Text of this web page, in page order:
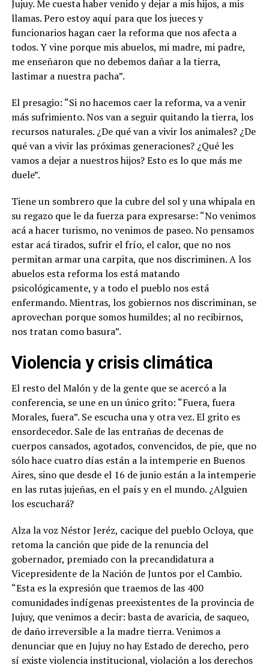
Jujuy. Me cuesta haber venido y dejar a mis hijos, a mis
llamas. Pero estoy aquí para que los jueces y
funcionarios hagan caer la reforma que nos afecta a
todos. Y vine porque mis abuelos, mi madre, mi padre,
me enseñaron que no debemos dañar a la tierra,
lastimar a nuestra pacha”.
El presagio: “Si no hacemos caer la reforma, va a venir
más sufrimiento. Nos van a seguir quitando la tierra, los
recursos naturales. ¿De qué van a vivir los animales? ¿De
qué van a vivir las próximas generaciones? ¿Qué les
vamos a dejar a nuestros hijos? Esto es lo que más me
duele”.
Tiene un sombrero que la cubre del sol y una whipala en
su regazo que le da fuerza para expresarse: “No venimos
acá a hacer turismo, no venimos de paseo. No pensamos
estar acá tirados, sufrir el frío, el calor, que no nos
permitan armar una carpita, que nos discriminen. A los
abuelos esta reforma los está matando
psicológicamente, y a todo el pueblo nos está
enfermando. Mientras, los gobiernos nos discriminan, se
aprovechan porque somos humildes; al no recibirnos,
nos tratan como basura”.
Violencia y crisis climática
El resto del Malón y de la gente que se acercó a la
conferencia, se une en un único grito: “Fuera, fuera
Morales, fuera”. Se escucha una y otra vez. El grito es
ensordecedor. Sale de las entrañas de decenas de
cuerpos cansados, agotados, convencidos, de pie, que no
sólo hace cuatro días están a la intemperie en Buenos
Aires, sino que desde el 16 de junio están a la intemperie
en las rutas jujeñas, en el país y en el mundo. ¿Alguien
los escuchará?
Alza la voz Néstor Jeréz, cacique del pueblo Ocloya, que
retoma la canción que pide de la renuncia del
gobernador, premiado con la precandidatura a
Vicepresidente de la Nación de Juntos por el Cambio.
“Esta es la expresión que traemos de las 400
comunidades indígenas preexistentes de la provincia de
Jujuy, que venimos a decir: basta de avaricia, de saqueo,
de daño irreversible a la madre tierra. Venimos a
denunciar que en Jujuy no hay Estado de derecho, pero
sí existe violencia institucional, violación a los derechos